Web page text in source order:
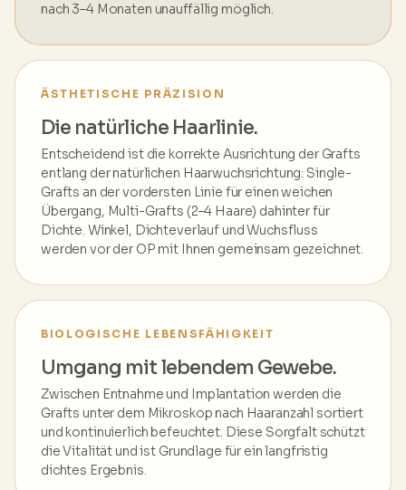
nach 3–4 Monaten unauffällig möglich.
ÄSTHETISCHE PRÄZISION
Die natürliche Haarlinie.
Entscheidend ist die korrekte Ausrichtung der Grafts
entlang der natürlichen Haarwuchsrichtung: Single-
Grafts an der vordersten Linie für einen weichen
Übergang, Multi-Grafts (2–4 Haare) dahinter für
Dichte. Winkel, Dichteverlauf und Wuchsfluss
werden vor der OP mit Ihnen gemeinsam gezeichnet.
BIOLOGISCHE LEBENSFÄHIGKEIT
Umgang mit lebendem Gewebe.
Zwischen Entnahme und Implantation werden die
Grafts unter dem Mikroskop nach Haaranzahl sortiert
und kontinuierlich befeuchtet. Diese Sorgfalt schützt
die Vitalität und ist Grundlage für ein langfristig
dichtes Ergebnis.